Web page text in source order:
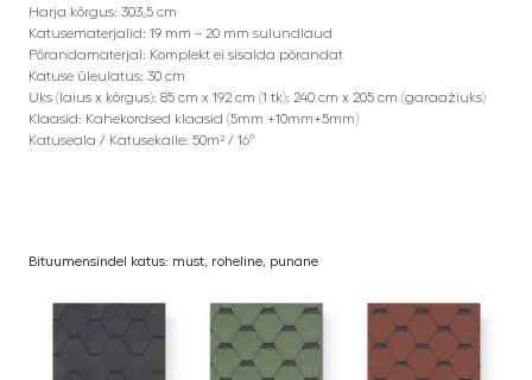
Harja kõrgus: 303,5 cm
Katusematerjalid: 19 mm – 20 mm sulundlaud
Põrandamaterjal: Komplekt ei sisalda põrandat
Katuse üleulatus: 30 cm
Uks (laius x kõrgus): 85 cm x 192 cm (1 tk); 240 cm x 205 cm (garaažiuks)
Klaasid: Kahekordsed klaasid (5mm +10mm+5mm)
Katuseala / Katusekalle: 50m² / 16°
Bituumensindel katus: must, roheline, punane